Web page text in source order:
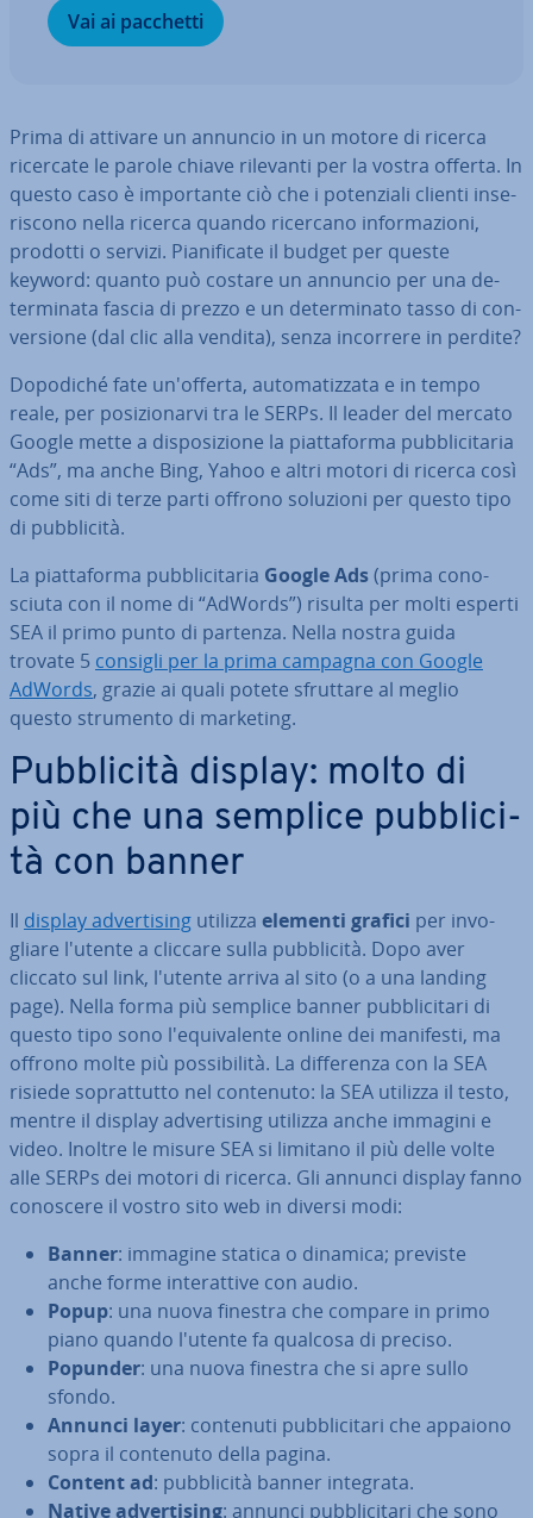
Vai ai pacchetti
Prima di attivare un annuncio in un motore di ricerca
ricercate le parole chiave rilevanti per la vostra offerta. In
questo caso è im­por­tan­te ciò che i po­ten­zia­li clienti in­se­
ri­sco­no nella ricerca quando ricercano in­for­ma­zio­ni,
prodotti o servizi. Pia­ni­fi­ca­te il budget per queste
keyword: quanto può costare un annuncio per una de­
ter­mi­na­ta fascia di prezzo e un de­ter­mi­na­to tasso di con­
ver­sio­ne (dal clic alla vendita), senza incorrere in perdite?
Dopodiché fate un'of­fer­ta, au­to­ma­tiz­za­ta e in tempo
reale, per po­si­zio­nar­vi tra le SERPs. Il leader del mercato
Google mette a di­spo­si­zio­ne la piat­ta­for­ma pub­bli­ci­ta­ria
“Ads”, ma anche Bing, Yahoo e altri motori di ricerca così
come siti di terze parti offrono soluzioni per questo tipo
di pub­bli­ci­tà.
La piat­ta­for­ma pub­bli­ci­ta­ria Google Ads(prima co­no­
sciu­ta con il nome di “AdWords”) risulta per molti esperti
SEA il primo punto di partenza. Nella nostra guida
trovate 5 consigli per la prima campagna con Google
AdWords, grazie ai quali potete sfruttare al meglio
questo strumento di marketing.
Pub­bli­ci­tà display: molto di
più che una semplice pub­bli­ci­
tà con banner
Il display ad­ver­ti­sing utilizza elementi grafici per in­vo­
glia­re l'utente a cliccare sulla pub­bli­ci­tà. Dopo aver
cliccato sul link, l'utente arriva al sito (o a una landing
page). Nella forma più semplice banner pub­bli­ci­ta­ri di
questo tipo sono l'e­qui­va­len­te online dei manifesti, ma
offrono molte più pos­si­bi­li­tà. La dif­fe­ren­za con la SEA
risiede so­prat­tut­to nel contenuto: la SEA utilizza il testo,
mentre il display ad­ver­ti­sing utilizza anche immagini e
video. Inoltre le misure SEA si limitano il più delle volte
alle SERPs dei motori di ricerca. Gli annunci display fanno
conoscere il vostro sito web in diversi modi:
Banner: immagine statica o dinamica; previste
anche forme in­te­rat­ti­ve con audio.
Popup: una nuova finestra che compare in primo
piano quando l'utente fa qualcosa di preciso.
Popunder: una nuova finestra che si apre sullo
sfondo.
Annunci layer: contenuti pub­bli­ci­ta­ri che appaiono
sopra il contenuto della pagina.
Content ad: pub­bli­ci­tà banner integrata.
Native ad­ver­ti­sing: annunci pub­bli­ci­ta­ri che sono